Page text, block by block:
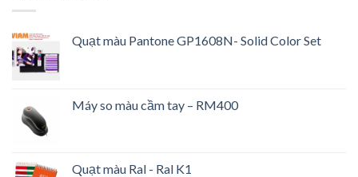
Quạt màu Pantone GP1608N- Solid Color Set
Máy so màu cầm tay – RM400
Quạt màu Ral - Ral K1